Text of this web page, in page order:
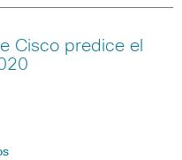
Cisco predice el